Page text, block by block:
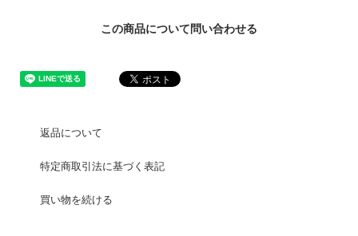
この商品について問い合わせる
返品について
特定商取引法に基づく表記
買い物を続ける